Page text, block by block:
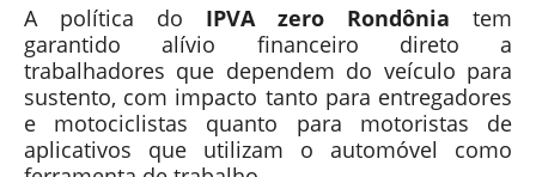
A política do IPVA zero Rondônia tem
garantido alívio financeiro direto a
trabalhadores que dependem do veículo para
sustento, com impacto tanto para entregadores
e motociclistas quanto para motoristas de
aplicativos que utilizam o automóvel como